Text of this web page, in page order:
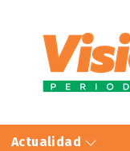
Actualidad